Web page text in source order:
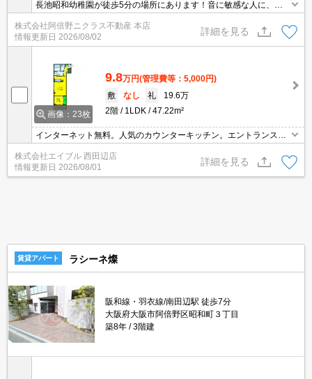
長池昭和幼稚園が徒歩5分の場所にあります！音に敏感な人に、遮
音性の高い鉄骨造が好評です！ネットの回線を導入しています、パ
ソコンが使えて暮らしに嬉しい！帰る場所に魅力があると、より楽
しい生活になりませんか！住まいは誰にとっても重要な役割を果た
してくれるものです！ご希望の住まいを共に見つけましょう(^^)
株式会社阿倍野ニクラス不動産 本店
情報更新日 2026/08/02
詳細を見る
画像：23枚
9.8万円(管理費等：5,000円)
敷
なし 礼
19.6万
2階
1LDK 47.22m²
インターネット無料。人気のカウンターキッチン。エントランスオ
ートロック。TVモニターホンで安心生活を!。追い焚き機能付きバ
ス。駅まで徒歩7分圏内!。2駅利用可能です。
株式会社エイブル 西田辺店
情報更新日 2026/08/01
詳細を見る
賃貸アパート ラシーネ燦
阪和線・羽衣線/南田辺駅 徒歩7分
大阪府大阪市阿倍野区昭和町３丁目
築8年
3階建